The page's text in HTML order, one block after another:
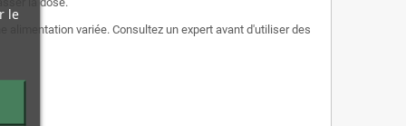
variée. Consultez un expert avant d'utiliser des
le